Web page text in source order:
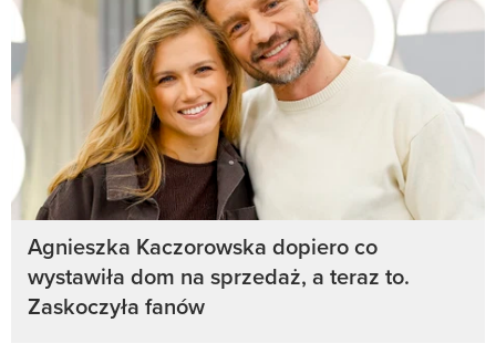
Agnieszka Kaczorowska dopiero co
wystawiła dom na sprzedaż, a teraz to.
Zaskoczyła fanów